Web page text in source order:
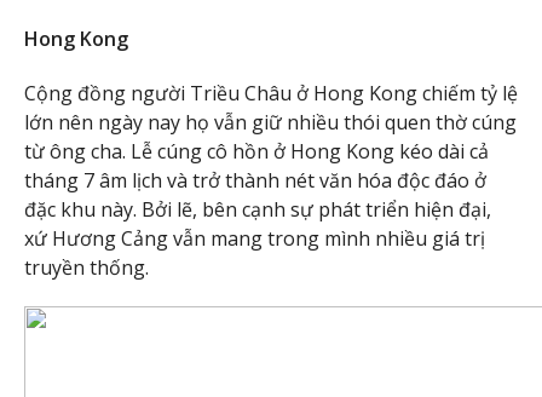
Hong Kong
Cộng đồng người Triều Châu ở Hong Kong chiếm tỷ lệ
lớn nên ngày nay họ vẫn giữ nhiều thói quen thờ cúng
từ ông cha. Lễ cúng cô hồn ở Hong Kong kéo dài cả
tháng 7 âm lịch và trở thành nét văn hóa độc đáo ở
đặc khu này. Bởi lẽ, bên cạnh sự phát triển hiện đại,
xứ Hương Cảng vẫn mang trong mình nhiều giá trị
truyền thống.